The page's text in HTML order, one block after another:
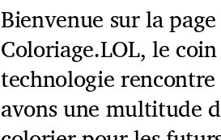
Bienvenue sur la
Coloriage.LOL, le
technologie
avons une multitude